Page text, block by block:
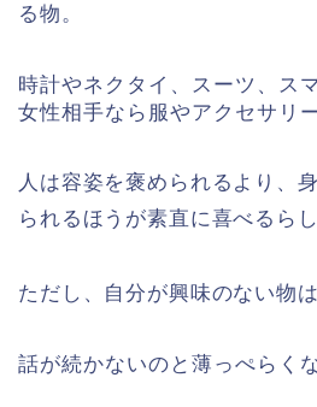
る物。
時計やネクタイ、スーツ、ス
女性相手なら服やアクセサリ
人は容姿を褒められるより、
られるほうが素直に喜べるらし
ただし、自分が興味のない物は
話が続かないのと薄っぺらく